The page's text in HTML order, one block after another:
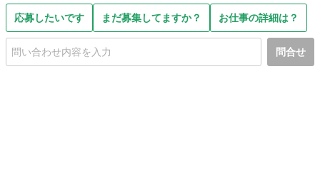
応募したいです まだ募集してますか？ お仕事の詳細は？
問合せ